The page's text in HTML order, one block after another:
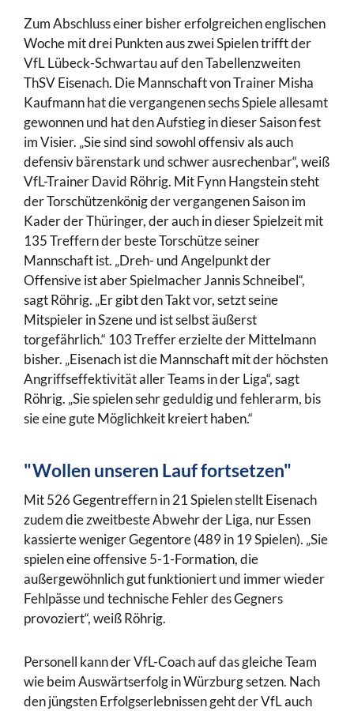
Zum Abschluss einer bisher erfolgreichen englischen
Woche mit drei Punkten aus zwei Spielen trifft der
VfL Lübeck-Schwartau auf den Tabellenzweiten
ThSV Eisenach. Die Mannschaft von Trainer Misha
Kaufmann hat die vergangenen sechs Spiele allesamt
gewonnen und hat den Aufstieg in dieser Saison fest
im Visier. „Sie sind sind sowohl offensiv als auch
defensiv bärenstark und schwer ausrechenbar“, weiß
VfL-Trainer David Röhrig. Mit Fynn Hangstein steht
der Torschützenkönig der vergangenen Saison im
Kader der Thüringer, der auch in dieser Spielzeit mit
135 Treffern der beste Torschütze seiner
Mannschaft ist. „Dreh- und Angelpunkt der
Offensive ist aber Spielmacher Jannis Schneibel“,
sagt Röhrig. „Er gibt den Takt vor, setzt seine
Mitspieler in Szene und ist selbst äußerst
torgefährlich.“ 103 Treffer erzielte der Mittelmann
bisher. „Eisenach ist die Mannschaft mit der höchsten
Angriffseffektivität aller Teams in der Liga“, sagt
Röhrig. „Sie spielen sehr geduldig und fehlerarm, bis
sie eine gute Möglichkeit kreiert haben.“
"Wollen unseren Lauf fortsetzen"
Mit 526 Gegentreffern in 21 Spielen stellt Eisenach
zudem die zweitbeste Abwehr der Liga, nur Essen
kassierte weniger Gegentore (489 in 19 Spielen). „Sie
spielen eine offensive 5-1-Formation, die
außergewöhnlich gut funktioniert und immer wieder
Fehlpässe und technische Fehler des Gegners
provoziert“, weiß Röhrig.
Personell kann der VfL-Coach auf das gleiche Team
wie beim Auswärtserfolg in Würzburg setzen. Nach
den jüngsten Erfolgserlebnissen geht der VfL auch